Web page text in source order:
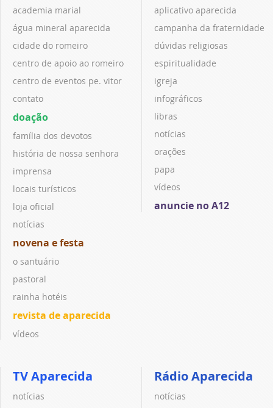
academia marial
água mineral aparecida
cidade do romeiro
centro de apoio ao romeiro
centro de eventos pe. vitor
contato
doação
família dos devotos
história de nossa senhora
imprensa
locais turísticos
loja oficial
notícias
novena e festa
o santuário
pastoral
rainha hotéis
revista de aparecida
vídeos
aplicativo aparecida
campanha da fraternidade
dúvidas religiosas
espiritualidade
igreja
infográficos
libras
notícias
orações
papa
vídeos
anuncie no A12
TV Aparecida
notícias
Rádio Aparecida
notícias